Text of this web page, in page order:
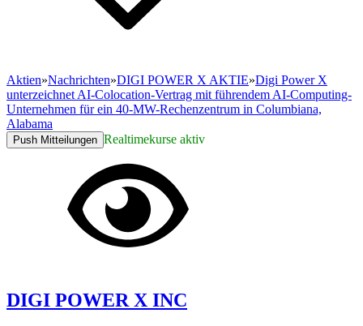
Aktien»Nachrichten»DIGI POWER X AKTIE»Digi Power X
unterzeichnet AI-Colocation-Vertrag mit führendem AI-Computing-
Unternehmen für ein 40-MW-Rechenzentrum in Columbiana,
Alabama
Push Mitteilungen Realtimekurse aktiv
DIGI POWER X INC